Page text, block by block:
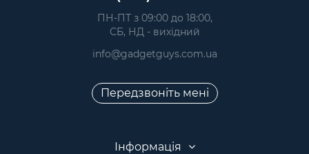
ПН-ПТ з 09:00 до 18:00,
СБ, НД - вихідний
info@gadgetguys.com.ua
Передзвоніть мені
Інформація